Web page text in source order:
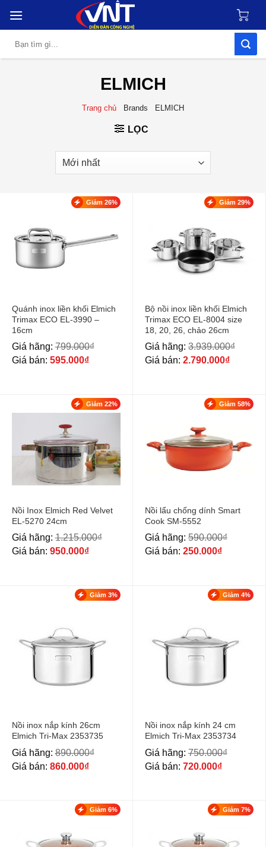
content
ELMICH
Trang chủ Brands ELMICH
LỌC
Giảm 26%
Quánh inox liền khối Elmich
Trimax ECO EL-3990 –
16cm
Giá hãng:799.000₫
Giá bán: 595.000₫
Giảm 29%
Bộ nồi inox liền khối Elmich
Trimax ECO EL-8004 size
18, 20, 26, chảo 26cm
Giá hãng:3.939.000₫
Giá bán: 2.790.000₫
Giảm 22%
Nồi Inox Elmich Red Velvet
EL-5270 24cm
Giá hãng:1.215.000₫
Giá bán: 950.000₫
Giảm 58%
Nồi lẩu chống dính Smart
Cook SM-5552
Giá hãng:590.000₫
Giá bán: 250.000₫
Giảm 3%
Nồi inox nắp kính 26cm
Elmich Tri-Max 2353735
Giá hãng:890.000₫
Giá bán: 860.000₫
Giảm 4%
Nồi inox nắp kính 24 cm
Elmich Tri-Max 2353734
Giá hãng:750.000₫
Giá bán: 720.000₫
Giảm 6% Giảm 7%